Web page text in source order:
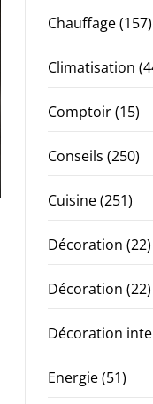
Chauffage(157)
Climatisation
Comptoir(15)
Conseils (250)
Cuisine(251)
Décoration (22)
Décoration (22)
Décoration
Energie(51)